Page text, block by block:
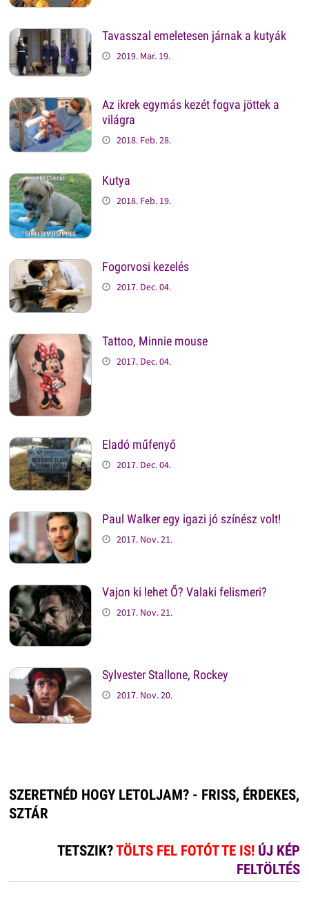
Tavasszal emeletesen járnak a kutyák
2019. Mar. 19.
Az ikrek egymás kezét fogva jöttek a
világra
2018. Feb. 28.
Kutya
2018. Feb. 19.
Fogorvosi kezelés
2017. Dec. 04.
Tattoo, Minnie mouse
2017. Dec. 04.
Eladó műfenyő
2017. Dec. 04.
Paul Walker egy igazi jó színész volt!
2017. Nov. 21.
Vajon ki lehet Ő? Valaki felismeri?
2017. Nov. 21.
Sylvester Stallone, Rockey
2017. Nov. 20.
SZERETNÉD HOGY LETOLJAM? - FRISS, ÉRDEKES,
SZTÁR
TETSZIK?TÖLTS FEL FOTÓT TE IS! ÚJ KÉP
FELTÖLTÉS